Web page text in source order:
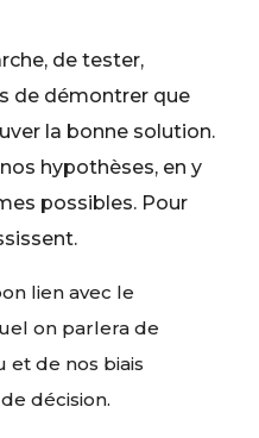
de tester,
de démontrer que
la bonne solution.
hypothèses, en y
possibles. Pour
lien avec le
on parlera de
et de nos biais
décision.